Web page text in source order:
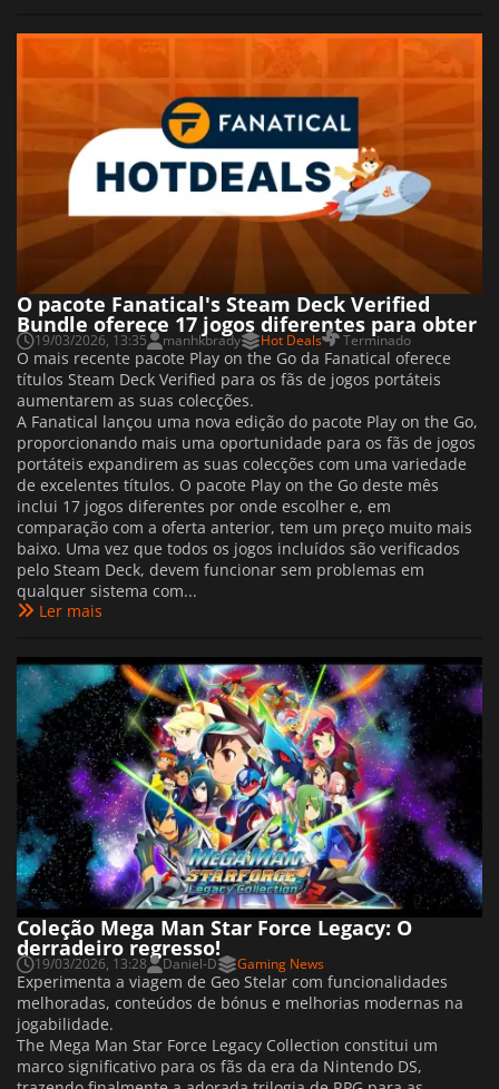
O pacote Fanatical's Steam Deck Verified
Bundle oferece 17 jogos diferentes para obter
19/03/2026, 13:35 manhkbrady Hot Deals Terminado
O mais recente pacote Play on the Go da Fanatical oferece
títulos Steam Deck Verified para os fãs de jogos portáteis
aumentarem as suas colecções.
A Fanatical lançou uma nova edição do pacote Play on the Go,
proporcionando mais uma oportunidade para os fãs de jogos
portáteis expandirem as suas colecções com uma variedade
de excelentes títulos. O pacote Play on the Go deste mês
inclui 17 jogos diferentes por onde escolher e, em
comparação com a oferta anterior, tem um preço muito mais
baixo. Uma vez que todos os jogos incluídos são verificados
pelo Steam Deck, devem funcionar sem problemas em
qualquer sistema com...
Ler mais
Coleção Mega Man Star Force Legacy: O
derradeiro regresso!
19/03/2026, 13:28 Daniel-D Gaming News
Experimenta a viagem de Geo Stelar com funcionalidades
melhoradas, conteúdos de bónus e melhorias modernas na
jogabilidade.
The Mega Man Star Force Legacy Collection constitui um
marco significativo para os fãs da era da Nintendo DS,